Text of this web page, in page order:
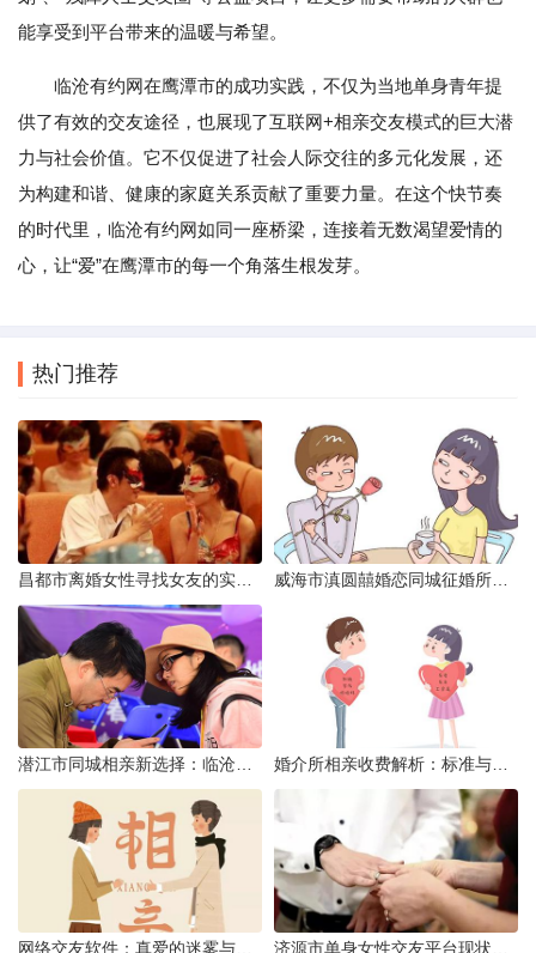
能享受到平台带来的温暖与希望。
临沧有约网在鹰潭市的成功实践，不仅为当地单身青年提
供了有效的交友途径，也展现了互联网+相亲交友模式的巨大潜
力与社会价值。它不仅促进了社会人际交往的多元化发展，还
为构建和谐、健康的家庭关系贡献了重要力量。在这个快节奏
的时代里，临沧有约网如同一座桥梁，连接着无数渴望爱情的
心，让“爱”在鹰潭市的每一个角落生根发芽。
热门推荐